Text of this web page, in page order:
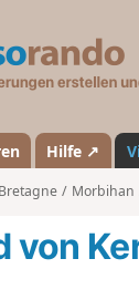
Hilfe ↗
Bretagne Morbihan
von